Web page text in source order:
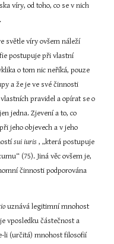
víry, od toho, co se v nich
světle víry ovšem náleží
postupuje při vlastní
o tom nic neříká, pouze
a že je ve své činnosti
pravidel a opírat se o
jedna. Zjevení a to, co
jeho objevech a v jeho
sui iuris , „která postupuje
(75). Jiná věc ovšem je,
činnosti podporována
uznává legitimní mnohost
vposledku částečnost a
li (určitá) mnohost filosofií